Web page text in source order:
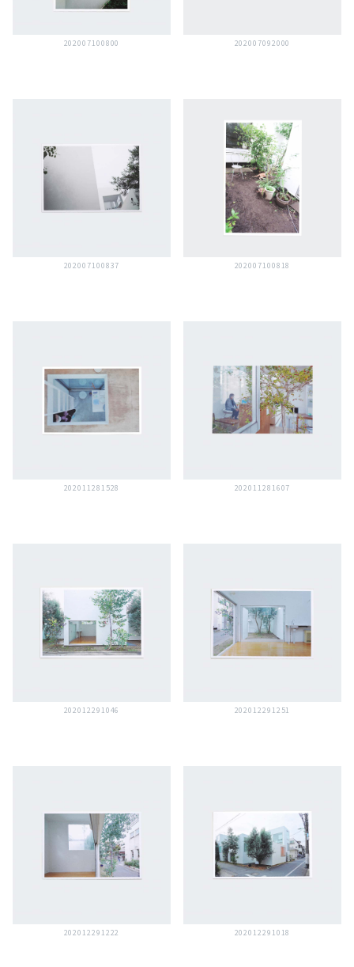
202007100800 202007092000
202007100837 202007100818
202011281528 202011281607
202012291046 202012291251
202012291222 202012291018